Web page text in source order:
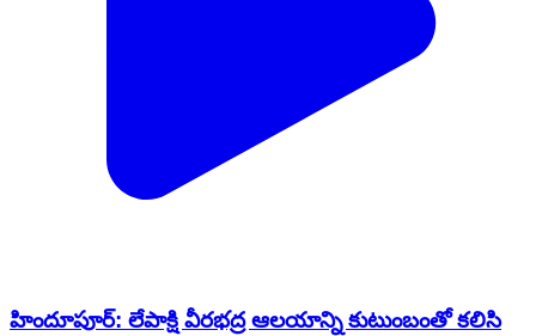
హిందూపూర్‌: లేపాక్షి వీరభద్ర ఆలయాన్ని కుటుంబంతో కలిసి